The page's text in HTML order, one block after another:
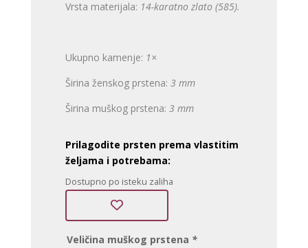
Vrsta materijala: 14-karatno zlato (585).
Ukupno kamenje: 1×
Širina ženskog prstena: 3 mm
Širina muškog prstena: 3 mm
Prilagodite prsten prema vlastitim
željama i potrebama:
Dostupno po isteku zaliha
Veličina muškog prstena *